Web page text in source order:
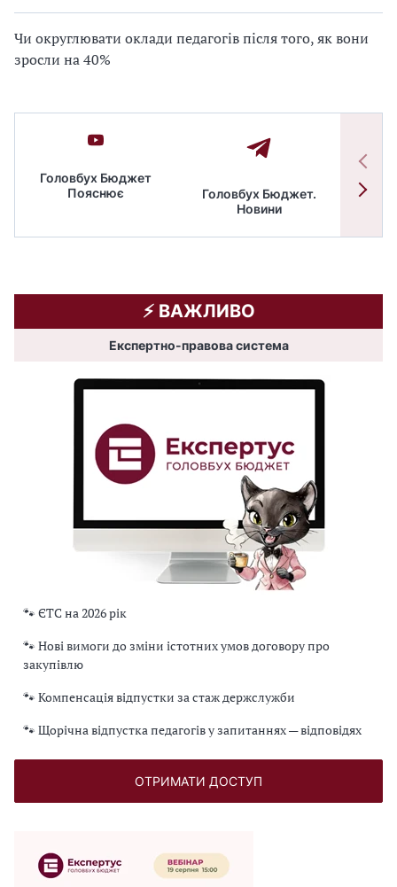
Чи округлювати оклади педагогів після того, як вони
зросли на 40%
Головбух Бюджет
Пояснює
Головбух Бюджет.
Новини
⚡️ ВАЖЛИВО
Експертно-правова система
🐾 ЄТС на 2026 рік
🐾 Нові вимоги до зміни істотних умов договору про
закупівлю
🐾 Компенсація відпустки за стаж держслужби
🐾 Щорічна відпустка педагогів у запитаннях — відповідях
ОТРИМАТИ ДОСТУП